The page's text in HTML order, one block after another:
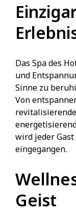
Das Spa des
und
Sinne zu
Von
wird jeder
eingegangen.
Geist